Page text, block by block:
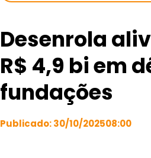
Desenrola
R$ 4,9 bi em
fundações
Publicado:30/10/202508:00